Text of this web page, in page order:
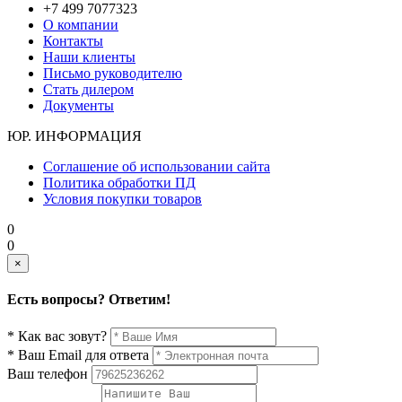
+7 499 7077323
О компании
Контакты
Наши клиенты
Письмо руководителю
Стать дилером
Документы
ЮР. ИНФОРМАЦИЯ
Соглашение об использовании сайта
Политика обработки ПД
Условия покупки товаров
0
0
×
Есть вопросы? Ответим!
* Как вас зовут?
* Ваш Email для ответа
Ваш телефон